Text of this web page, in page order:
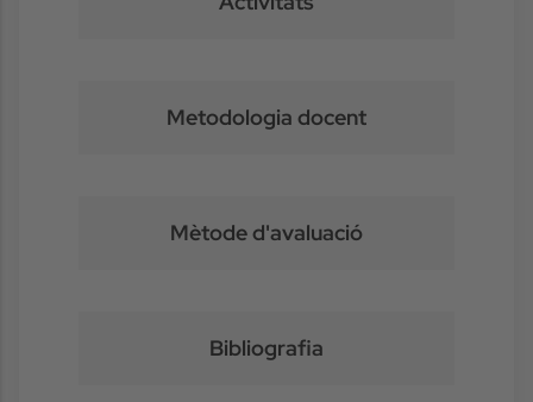
Metodologia docent
Mètode d'avaluació
Bibliografia